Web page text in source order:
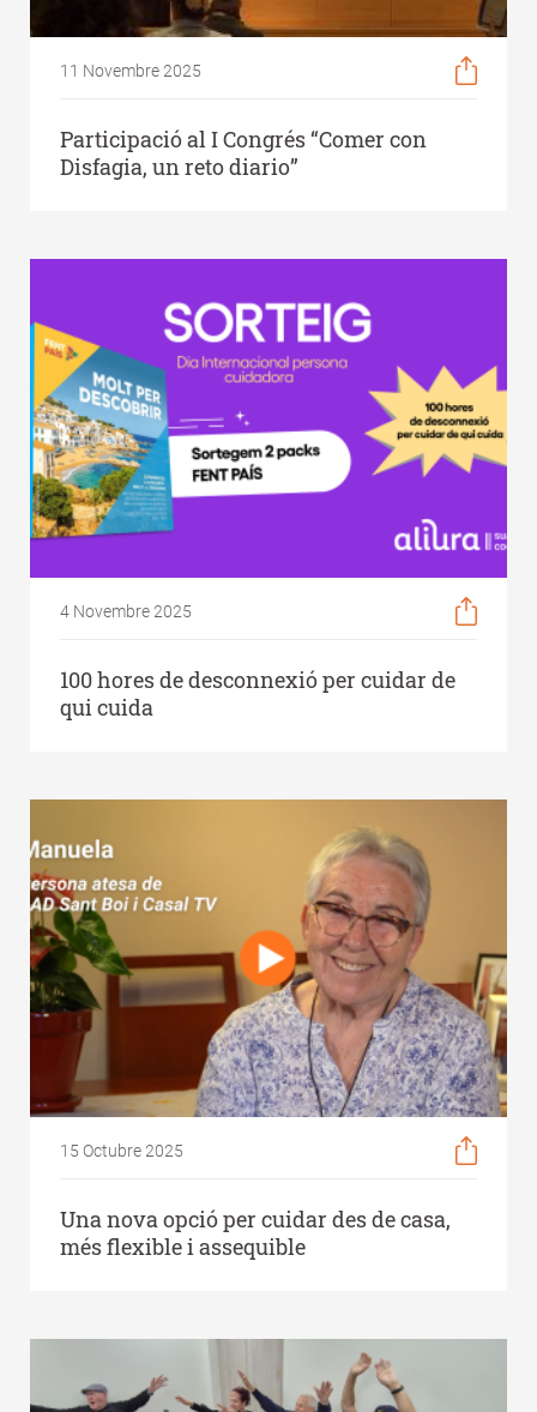
11 Novembre 2025
Participació al I Congrés “Comer con
Disfagia, un reto diario”
4 Novembre 2025
100 hores de desconnexió per cuidar de
qui cuida
15 Octubre 2025
Una nova opció per cuidar des de casa,
més flexible i assequible